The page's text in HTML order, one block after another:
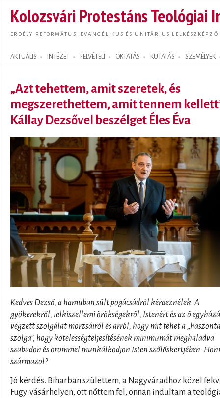
Kolozsvári Protestáns Teológiai
ERDÉLY REFORMÁTUS, EVANGÉLIKUS ÉS UNITÁRIUS LELKÉSZKÉPZŐ
AKTUÁLIS INTÉZET FELVÉTELI OKTATÁS KUTATÁS SZEMÉLYEK
Search form
„Azt tehettem, amit szeretek, és
megszerethettem, amit tennem
Kállay Dezsővel beszélget Éles Éva
Kedves Dezső, a hamuban sült pogácsádról kérdeznélek. A
gyökerekről, lelkiszellemi örökségekről, Istenért és az ő
végzett szolgálat morzsáiról és arról, hogy mit tehet a
szolga”, hogy kötelességteljesítésének minimumát meghaladva
szabadon és örömmel munkálkodjon Isten szőlőskertjében.
származol?
Jó kérdés. Biharban születtem, a Nagyváradhoz közel
Fugyivásárhelyen, ott nőttem fel, onnan indultam a